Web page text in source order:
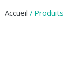
Accueil / Produits